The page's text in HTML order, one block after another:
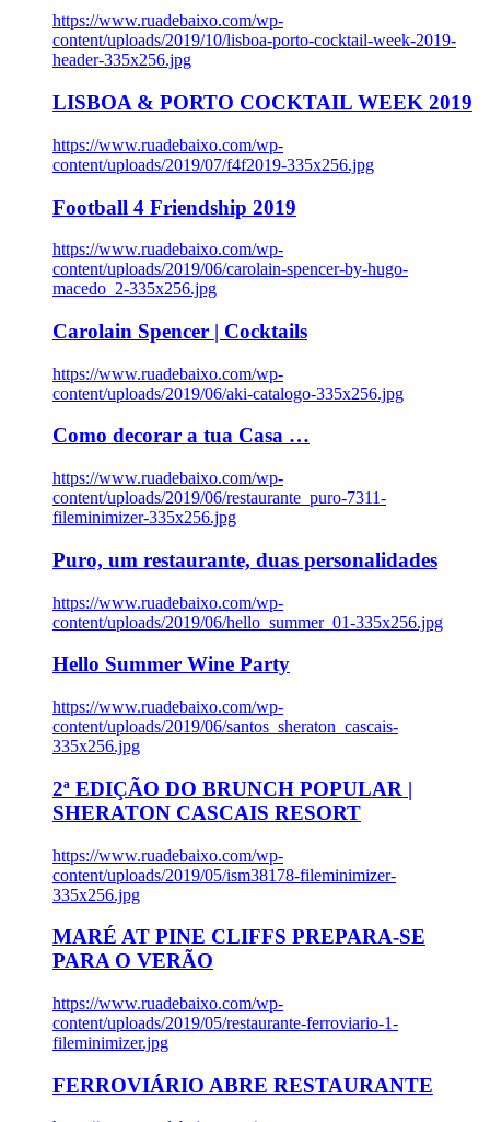
https://www.ruadebaixo.com/wp-
content/uploads/2019/10/lisboa-porto-cocktail-week-2019-
header-335x256.jpg
LISBOA & PORTO COCKTAIL WEEK 2019
https://www.ruadebaixo.com/wp-
content/uploads/2019/07/f4f2019-335x256.jpg
Football 4 Friendship 2019
https://www.ruadebaixo.com/wp-
content/uploads/2019/06/carolain-spencer-by-hugo-
macedo_2-335x256.jpg
Carolain Spencer | Cocktails
https://www.ruadebaixo.com/wp-
content/uploads/2019/06/aki-catalogo-335x256.jpg
Como decorar a tua Casa …
https://www.ruadebaixo.com/wp-
content/uploads/2019/06/restaurante_puro-7311-
fileminimizer-335x256.jpg
Puro, um restaurante, duas personalidades
https://www.ruadebaixo.com/wp-
content/uploads/2019/06/hello_summer_01-335x256.jpg
Hello Summer Wine Party
https://www.ruadebaixo.com/wp-
content/uploads/2019/06/santos_sheraton_cascais-
335x256.jpg
2ª EDIÇÃO DO BRUNCH POPULAR |
SHERATON CASCAIS RESORT
https://www.ruadebaixo.com/wp-
content/uploads/2019/05/ism38178-fileminimizer-
335x256.jpg
MARÉ AT PINE CLIFFS PREPARA-SE
PARA O VERÃO
https://www.ruadebaixo.com/wp-
content/uploads/2019/05/restaurante-ferroviario-1-
fileminimizer.jpg
FERROVIÁRIO ABRE RESTAURANTE